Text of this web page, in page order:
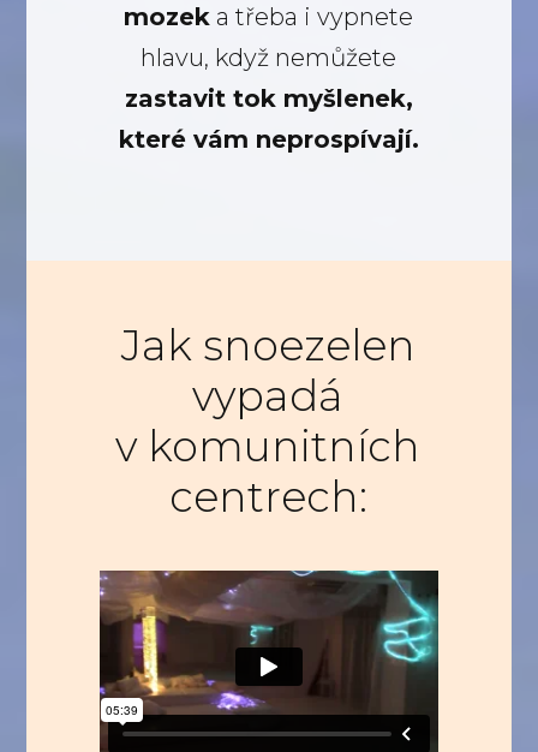
mozek a třeba i vypnete
hlavu, když nemůžete
zastavit tok myšlenek,
které vám neprospívají.
Jak snoezelen
vypadá
v komunitních
centrech: